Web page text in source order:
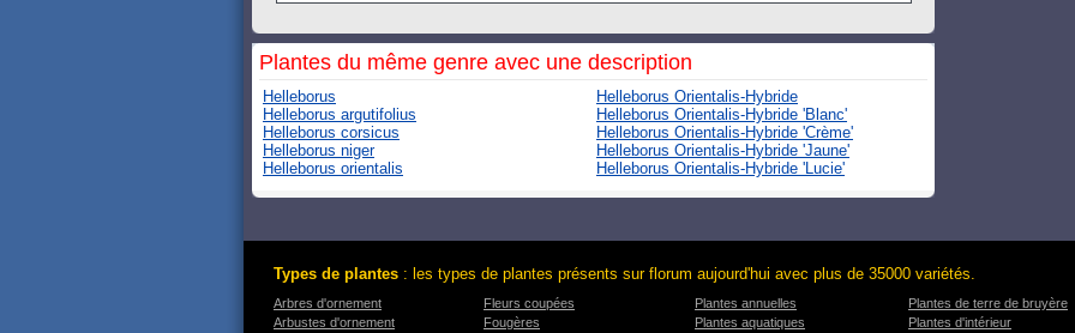
Plantes du même genre avec une description
Helleborus
Helleborus argutifolius
Helleborus corsicus
Helleborus niger
Helleborus orientalis
Helleborus Orientalis-Hybride
Helleborus Orientalis-Hybride 'Blanc'
Helleborus Orientalis-Hybride 'Crème'
Helleborus Orientalis-Hybride 'Jaune'
Helleborus Orientalis-Hybride 'Lucie'
Types de plantes : les types de plantes présents sur florum aujourd'hui avec plus de 35000 variétés.
Arbres d'ornement
Arbustes d'ornement
Fleurs coupées
Fougères
Plantes annuelles
Plantes aquatiques
Plantes de terre de bruyère
Plantes d'intérieur